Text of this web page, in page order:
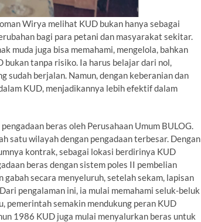
Wirya melihat KUD bukan hanya sebagai
bagi para petani dan masyarakat sekitar.
muda juga bisa memahami, mengelola, bahkan
bukan tanpa risiko. Ia harus belajar dari nol,
sudah berjalan. Namun, dengan keberanian dan
KUD, menjadikannya lebih efektif dalam
beras oleh Perusahaan Umum BULOG.
satu wilayah dengan pengadaan terbesar. Dengan
kontrak, sebagai lokasi berdirinya KUD
beras dengan sistem poles II pembelian
secara menyeluruh, setelah sekam, lapisan
pengalaman ini, ia mulai memahami seluk-beluk
pemerintah semakin mendukung peran KUD
1986 KUD juga mulai menyalurkan beras untuk